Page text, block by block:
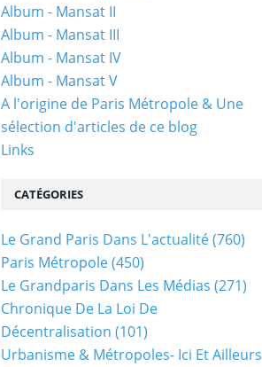
Album - Mansat II
Album - Mansat III
Album - Mansat IV
Album - Mansat V
A l'origine de Paris Métropole & Une
sélection d'articles de ce blog
Links
CATÉGORIES
Le Grand Paris Dans L'actualité(760)
Paris Métropole(450)
Le Grandparis Dans Les Médias (271)
Chronique De La Loi De
Décentralisation (101)
Urbanisme & Métropoles- Ici Et Ailleurs